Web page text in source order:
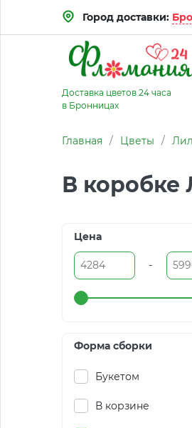
Город доставки:
Доставка цветов 24 часа
в Бронницах
Главная / Цветы /
В коробке
Цена
-
Форма сборки
Букетом
В корзине